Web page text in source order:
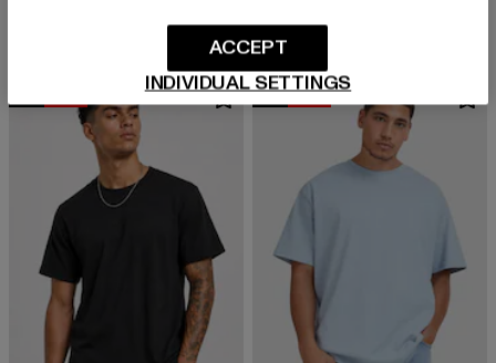
NEU -30%
INDIVIDUAL SETTINGS
ACCEPT